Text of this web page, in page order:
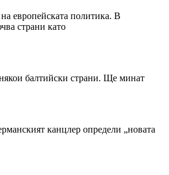
европейската политика. В
страни като
балтийски страни. Ще минат
канцлер определи „новата